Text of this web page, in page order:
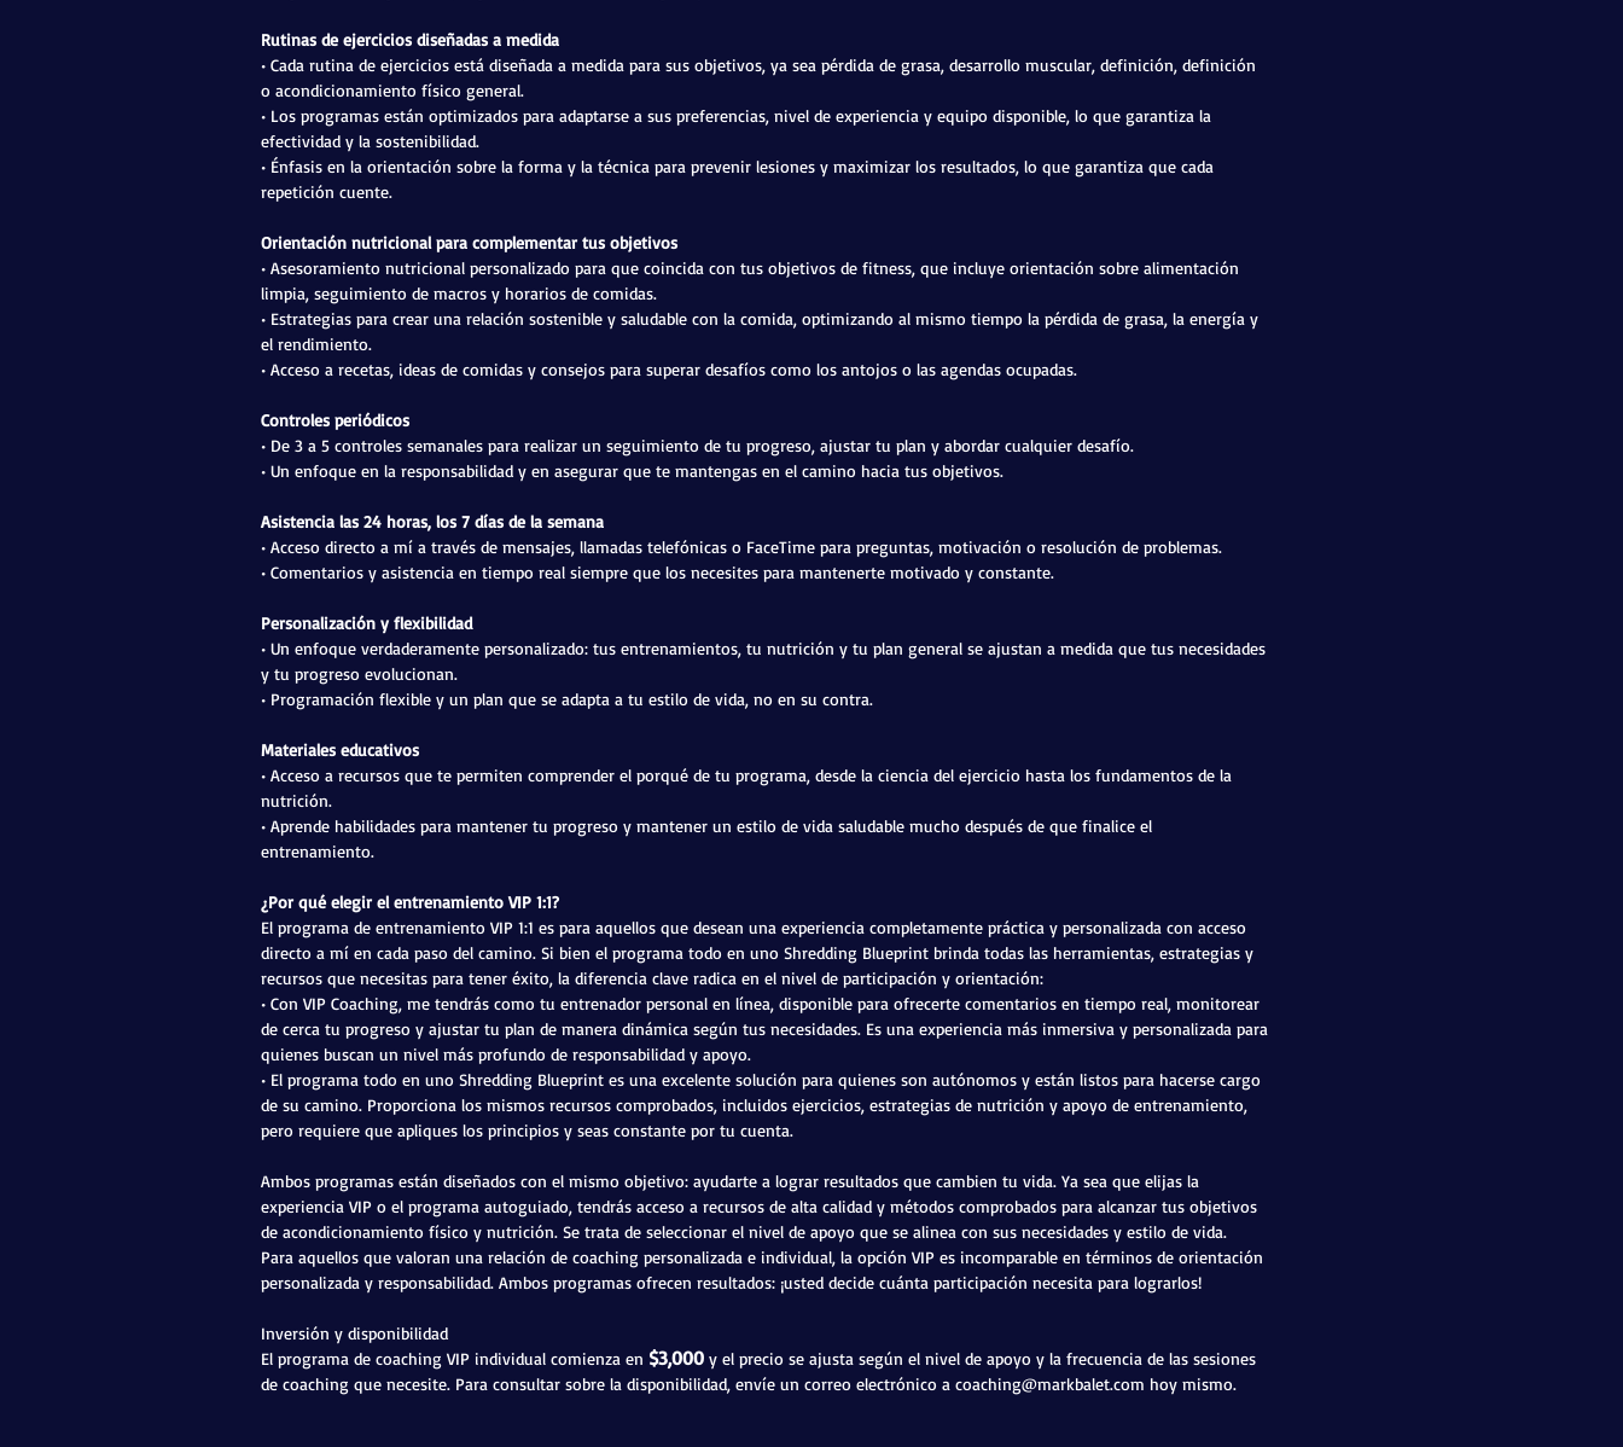
Rutinas de ejercicios diseñadas a medida
• Cada rutina de ejercicios está diseñada a medida para sus objetivos, ya sea pérdida de grasa, desarrollo muscular, definición, definición
o acondicionamiento físico general.
• Los programas están optimizados para adaptarse a sus preferencias, nivel de experiencia y equipo disponible, lo que garantiza la
efectividad y la sostenibilidad.
• Énfasis en la orientación sobre la forma y la técnica para prevenir lesiones y maximizar los resultados, lo que garantiza que cada
repetición cuente.
Orientación nutricional para complementar tus objetivos
• Asesoramiento nutricional personalizado para que coincida con tus objetivos de fitness, que incluye orientación sobre alimentación
limpia, seguimiento de macros y horarios de comidas.
• Estrategias para crear una relación sostenible y saludable con la comida, optimizando al mismo tiempo la pérdida de grasa, la energía y
el rendimiento.
• Acceso a recetas, ideas de comidas y consejos para superar desafíos como los antojos o las agendas ocupadas.
Controles periódicos
• De 3 a 5 controles semanales para realizar un seguimiento de tu progreso, ajustar tu plan y abordar cualquier desafío.
• Un enfoque en la responsabilidad y en asegurar que te mantengas en el camino hacia tus objetivos.
Asistencia las 24 horas, los 7 días de la semana
• Acceso directo a mí a través de mensajes, llamadas telefónicas o FaceTime para preguntas, motivación o resolución de problemas.
• Comentarios y asistencia en tiempo real siempre que los necesites para mantenerte motivado y constante.
Personalización y flexibilidad
• Un enfoque verdaderamente personalizado: tus entrenamientos, tu nutrición y tu plan general se ajustan a medida que tus necesidades
y tu progreso evolucionan.
• Programación flexible y un plan que se adapta a tu estilo de vida, no en su contra.
Materiales educativos
• Acceso a recursos que te permiten comprender el porqué de tu programa, desde la ciencia del ejercicio hasta los fundamentos de la
nutrición.
• Aprende habilidades para mantener tu progreso y mantener un estilo de vida saludable mucho después de que finalice el
entrenamiento.
¿Por qué elegir el entrenamiento VIP 1:1?
El programa de entrenamiento VIP 1:1 es para aquellos que desean una experiencia completamente práctica y personalizada con acceso
directo a mí en cada paso del camino. Si bien el programa todo en uno Shredding Blueprint brinda todas las herramientas, estrategias y
recursos que necesitas para tener éxito, la diferencia clave radica en el nivel de participación y orientación:
• Con VIP Coaching, me tendrás como tu entrenador personal en línea, disponible para ofrecerte comentarios en tiempo real, monitorear
de cerca tu progreso y ajustar tu plan de manera dinámica según tus necesidades. Es una experiencia más inmersiva y personalizada para
quienes buscan un nivel más profundo de responsabilidad y apoyo.
• El programa todo en uno Shredding Blueprint es una excelente solución para quienes son autónomos y están listos para hacerse cargo
de su camino. Proporciona los mismos recursos comprobados, incluidos ejercicios, estrategias de nutrición y apoyo de entrenamiento,
pero requiere que apliques los principios y seas constante por tu cuenta.
Ambos programas están diseñados con el mismo objetivo: ayudarte a lograr resultados que cambien tu vida. Ya sea que elijas la
experiencia VIP o el programa autoguiado, tendrás acceso a recursos de alta calidad y métodos comprobados para alcanzar tus objetivos
de acondicionamiento físico y nutrición. Se trata de seleccionar el nivel de apoyo que se alinea con sus necesidades y estilo de vida.
Para aquellos que valoran una relación de coaching personalizada e individual, la opción VIP es incomparable en términos de orientación
personalizada y responsabilidad. Ambos programas ofrecen resultados: ¡usted decide cuánta participación necesita para lograrlos!
Inversión y disponibilidad
El programa de coaching VIP individual comienza en $3,000 y el precio se ajusta según el nivel de apoyo y la frecuencia de las sesiones
de coaching que necesite. Para consultar sobre la disponibilidad, envíe un correo electrónico a coaching@markbalet.com hoy mismo.